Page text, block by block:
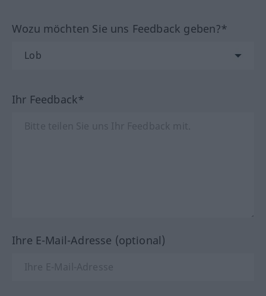
Wozu möchten Sie uns Feedback geben?*
Ihr Feedback*
Ihre E-Mail-Adresse (optional)